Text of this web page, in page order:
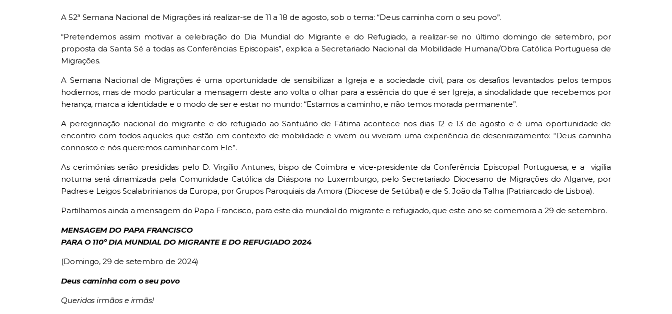
A 52ª Semana Nacional de Migrações irá realizar-se de 11 a 18 de agosto, sob o tema: “Deus caminha com o seu povo”.
“Pretendemos assim motivar a celebração do Dia Mundial do Migrante e do Refugiado, a realizar-se no último domingo de setembro, por
proposta da Santa Sé a todas as Conferências Episcopais”, explica a Secretariado Nacional da Mobilidade Humana/Obra Católica Portuguesa de
Migrações.
A Semana Nacional de Migrações é uma oportunidade de sensibilizar a Igreja e a sociedade civil, para os desafios levantados pelos tempos
hodiernos, mas de modo particular a mensagem deste ano volta o olhar para a essência do que é ser Igreja, a sinodalidade que recebemos por
herança, marca a identidade e o modo de ser e estar no mundo: “Estamos a caminho, e não temos morada permanente”.
A peregrinação nacional do migrante e do refugiado ao Santuário de Fátima acontece nos dias 12 e 13 de agosto e é uma oportunidade de
encontro com todos aqueles que estão em contexto de mobilidade e vivem ou viveram uma experiência de desenraizamento: “Deus caminha
connosco e nós queremos caminhar com Ele”.
As cerimónias serão presididas pelo D. Virgílio Antunes, bispo de Coimbra e vice-presidente da Conferência Episcopal Portuguesa, e a vigília
noturna será dinamizada pela Comunidade Católica da Diáspora no Luxemburgo, pelo Secretariado Diocesano de Migrações do Algarve, por
Padres e Leigos Scalabrinianos da Europa, por Grupos Paroquiais da Amora (Diocese de Setúbal) e de S. João da Talha (Patriarcado de Lisboa).
Partilhamos ainda a mensagem do Papa Francisco, para este dia mundial do migrante e refugiado, que este ano se comemora a 29 de setembro.
MENSAGEM DO PAPA FRANCISCO
PARA O 110º DIA MUNDIAL DO MIGRANTE E DO REFUGIADO 2024
(Domingo, 29 de setembro de 2024)
Deus caminha com o seu povo
Queridos irmãos e irmãs!